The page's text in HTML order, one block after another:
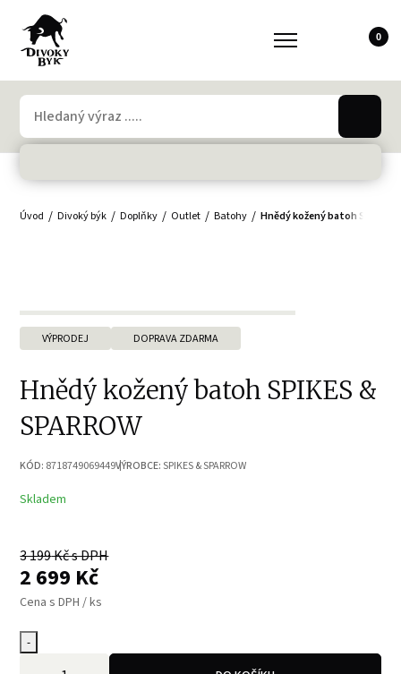
0
Úvod Divoký býk Doplňky Outlet Batohy Hnědý kožený batoh SPIKES &
VÝPRODEJ DOPRAVA ZDARMA
Hnědý kožený batoh SPIKES &
SPARROW
KÓD: 8718749069449VÝROBCE: SPIKES & SPARROW
Skladem
3 199Kč s DPH
2 699 Kč
Cena s DPH / ks
-